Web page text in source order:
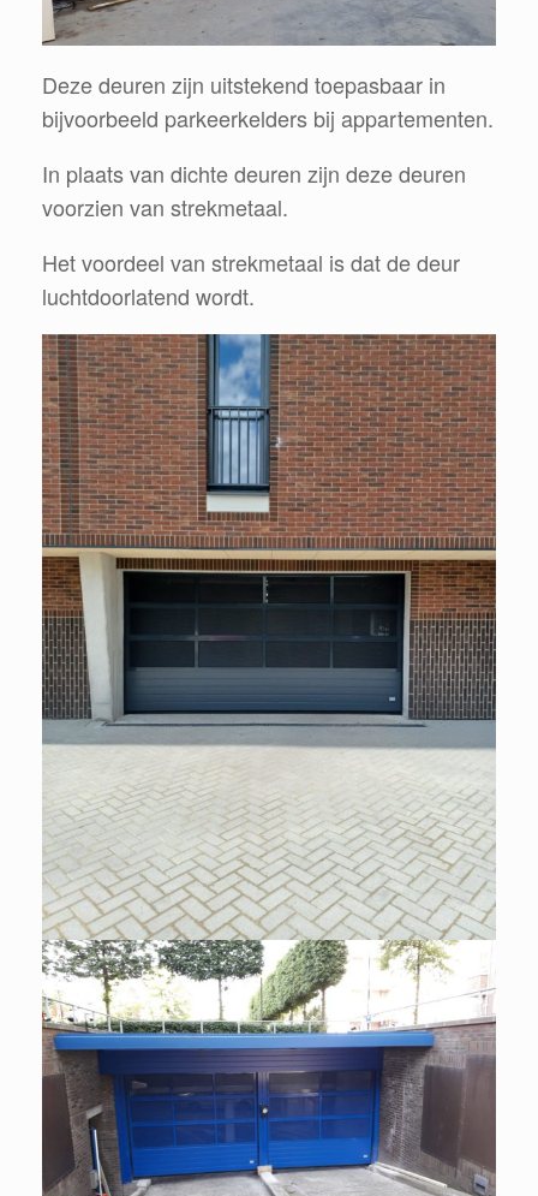
Deze deuren zijn uitstekend toepasbaar in
bijvoorbeeld parkeerkelders bij appartementen.
In plaats van dichte deuren zijn deze deuren
voorzien van strekmetaal.
Het voordeel van strekmetaal is dat de deur
luchtdoorlatend wordt.